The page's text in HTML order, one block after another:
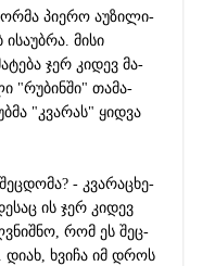
პი­ე­რო აუ­ზი­ლი­
ისა­უბ­რა. მისი
ჯერ კი­დევ მა­
"რუ­ბინ­ში" თა­მა­
"კვა­რას" ყიდ­ვა
- კვა­რა­ცხე­
ის ჯერ კი­დევ
რომ ეს შეც­
ხვი­ჩა იმ დროს